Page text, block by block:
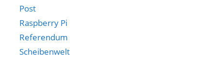
Post
Raspberry Pi
Referendum
Scheibenwelt